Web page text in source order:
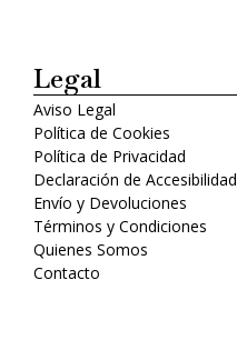
Legal
Aviso Legal
Política de Cookies
Política de Privacidad
Declaración de Accesibilidad
Envío y Devoluciones
Términos y Condiciones
Quienes Somos
Contacto